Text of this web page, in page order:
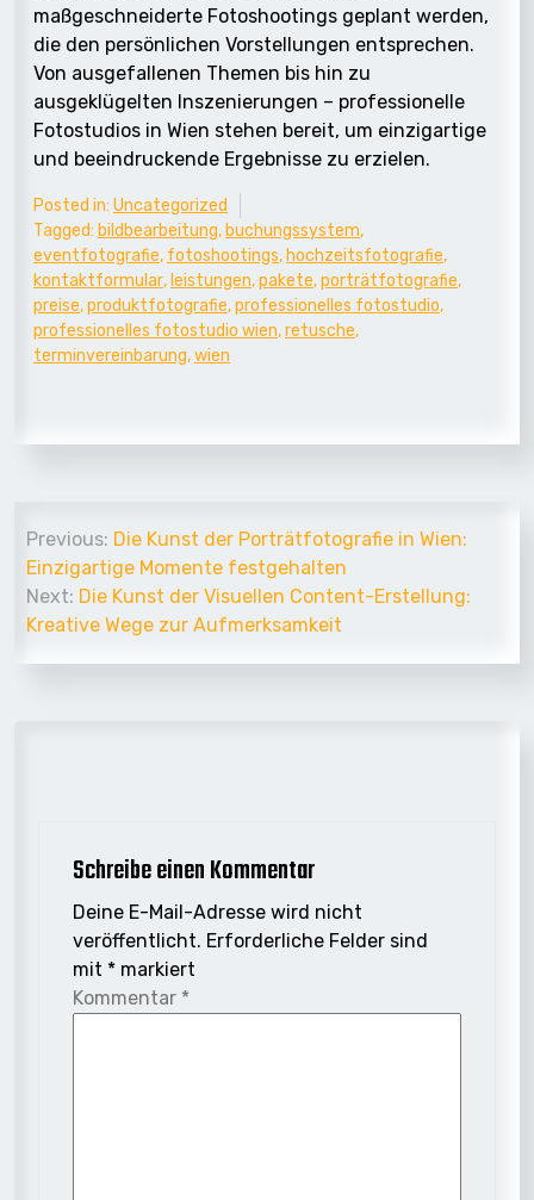
maßgeschneiderte Fotoshootings geplant werden,
die den persönlichen Vorstellungen entsprechen.
Von ausgefallenen Themen bis hin zu
ausgeklügelten Inszenierungen – professionelle
Fotostudios in Wien stehen bereit, um einzigartige
und beeindruckende Ergebnisse zu erzielen.
Posted in: Uncategorized
Tagged: bildbearbeitung, buchungssystem,
eventfotografie, fotoshootings, hochzeitsfotografie,
kontaktformular, leistungen,pakete,porträtfotografie,
preise,produktfotografie,professionelles fotostudio,
professionelles fotostudio wien,retusche,
terminvereinbarung,wien
Beitrags-
Navigation
Previous: Die Kunst der Porträtfotografie in Wien:
Einzigartige Momente festgehalten
Next: Die Kunst der Visuellen Content-Erstellung:
Kreative Wege zur Aufmerksamkeit
Schreibe einen Kommentar
Deine E-Mail-Adresse wird nicht
veröffentlicht. Erforderliche Felder sind
mit * markiert
Kommentar *